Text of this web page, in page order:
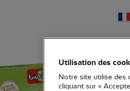
Utilisation des
Notre site utilise des
cliquant sur «